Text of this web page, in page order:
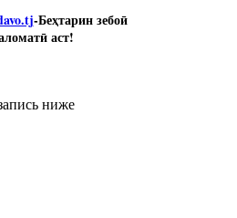
-Беҳтарин зебоӣ
аст!
ниже